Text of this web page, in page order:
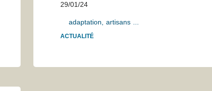
29/01/24
adaptation artisans
ACTUALITÉ